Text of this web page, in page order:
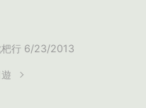
杷行 6/23/2013